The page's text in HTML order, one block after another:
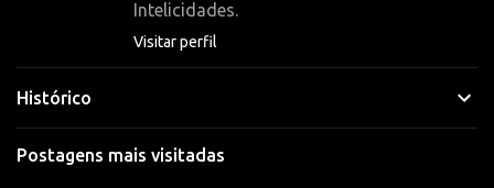
Intelicidades.
Visitar perfil
Histórico
Postagens mais visitadas